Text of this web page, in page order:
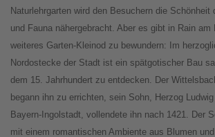
Naturlehrgarten wird den Besuchern die Schönheit
und Fauna nähergebracht. Aber es gibt in Rain am
weiteres Garten-Kleinod zu bewundern: Im
Nordostecke der Stadt ist ein spätgotischer Bau
dem 15. Jahrhundert zu entdecken. Der
begann ihn zu errichten, sein Sohn, Herzog
Bayern-Ingolstadt, vollendete ihn nach 1421. Der
mit einem romantischen Ambiente aus Blumen